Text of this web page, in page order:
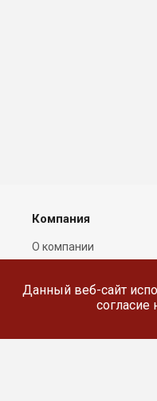
Данный веб-сайт
согласие
Компания
О компании
Сотрудники